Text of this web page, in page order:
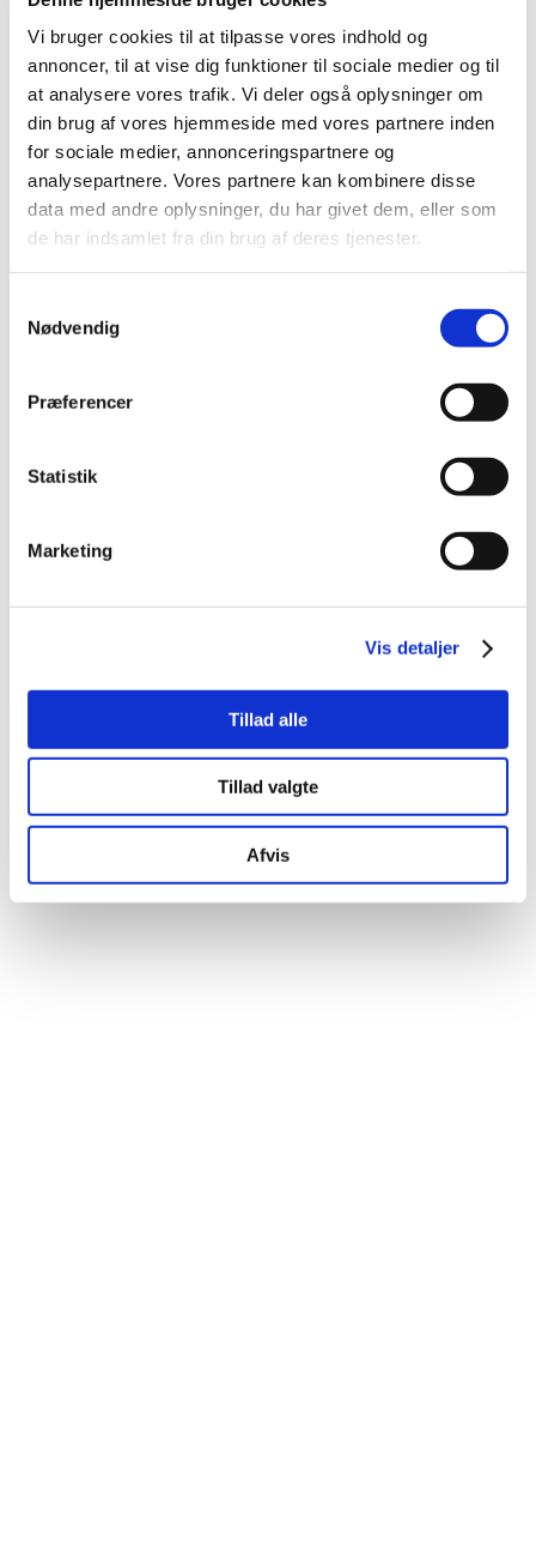
Vi bruger cookies til at tilpasse vores indhold og
annoncer, til at vise dig funktioner til sociale medier og til
at analysere vores trafik. Vi deler også oplysninger om
din brug af vores hjemmeside med vores partnere inden
for sociale medier, annonceringspartnere og
analysepartnere. Vores partnere kan kombinere disse
data med andre oplysninger, du har givet dem, eller som
de har indsamlet fra din brug af deres tjenester.
Nødvendig
Præferencer
Statistik
Marketing
Vis detaljer
Tillad alle
Tillad valgte
Afvis